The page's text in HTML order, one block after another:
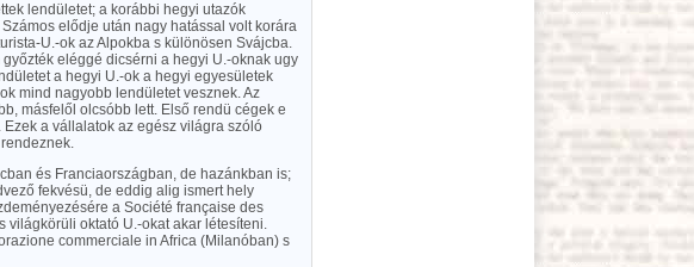
lendületet; a korábbi hegyi utazók
elődje után nagy hatással volt korára
U.-ok az Alpokba s különösen Svájcba.
eléggé dicsérni a hegyi U.-oknak ugy
a hegyi U.-ok a hegyi egyesületek
mind nagyobb lendületet vesznek. Az
másfelől olcsóbb lett. Első rendü cégek e
a vállalatok az egész világra szóló
és Franciaországban, de hazánkban is;
fekvésü, de eddig alig ismert hely
a Société française des
világkörüli oktató U.-okat akar létesíteni.
commerciale in Africa (Milanóban) s